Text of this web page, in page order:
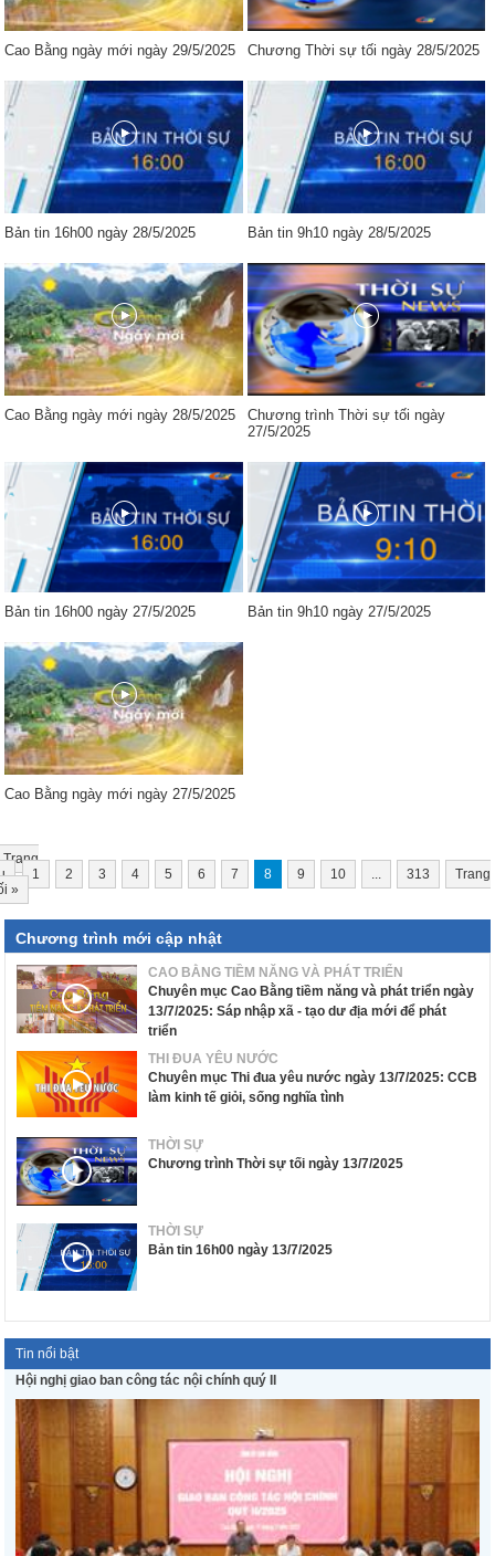
Cao Bằng ngày mới ngày 29/5/2025 Chương Thời sự tối ngày 28/5/2025
Bản tin 16h00 ngày 28/5/2025 Bản tin 9h10 ngày 28/5/2025
Cao Bằng ngày mới ngày 28/5/2025
Chương trình Thời sự tối ngày
27/5/2025
Bản tin 16h00 ngày 27/5/2025 Bản tin 9h10 ngày 27/5/2025
Cao Bằng ngày mới ngày 27/5/2025
Trang
1 2 3 4 5 6 7 8 9 10 ... 313
Trang
»
Chương trình mới cập nhật
CAO BẰNG TIỀM NĂNG VÀ PHÁT TRIỂN
Chuyên mục Cao Bằng tiềm năng và phát triển ngày
13/7/2025: Sáp nhập xã - tạo dư địa mới để phát
triển
THI ĐUA YÊU NƯỚC
Chuyên mục Thi đua yêu nước ngày 13/7/2025: CCB
làm kinh tế giỏi, sống nghĩa tình
THỜI SỰ
Chương trình Thời sự tối ngày 13/7/2025
THỜI SỰ
Bản tin 16h00 ngày 13/7/2025
Tin nổi bật
Hội nghị giao ban công tác nội chính quý II